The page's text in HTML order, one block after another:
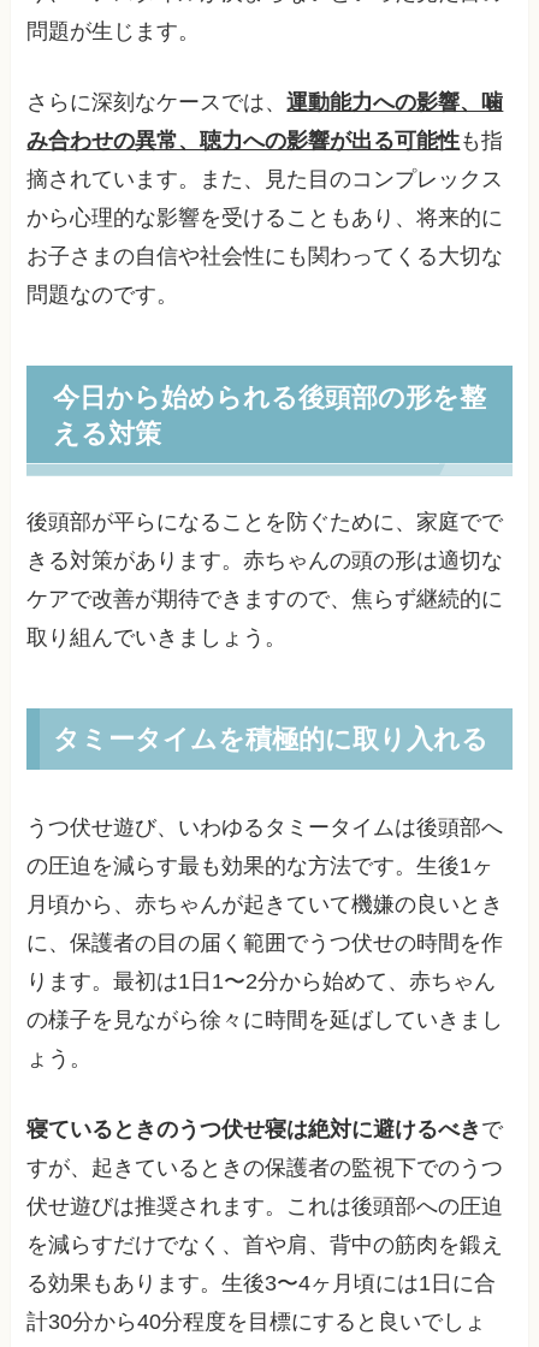
問題が生じます。
さらに深刻なケースでは、運動能力への影響、噛
み合わせの異常、聴力への影響が出る可能性も指
摘されています。また、見た目のコンプレックス
から心理的な影響を受けることもあり、将来的に
お子さまの自信や社会性にも関わってくる大切な
問題なのです。
今日から始められる後頭部の形を整
える対策
後頭部が平らになることを防ぐために、家庭でで
きる対策があります。赤ちゃんの頭の形は適切な
ケアで改善が期待できますので、焦らず継続的に
取り組んでいきましょう。
タミータイムを積極的に取り入れる
うつ伏せ遊び、いわゆるタミータイムは後頭部へ
の圧迫を減らす最も効果的な方法です。生後1ヶ
月頃から、赤ちゃんが起きていて機嫌の良いとき
に、保護者の目の届く範囲でうつ伏せの時間を作
ります。最初は1日1〜2分から始めて、赤ちゃん
の様子を見ながら徐々に時間を延ばしていきまし
ょう。
寝ているときのうつ伏せ寝は絶対に避けるべき で
すが、起きているときの保護者の監視下でのうつ
伏せ遊びは推奨されます。これは後頭部への圧迫
を減らすだけでなく、首や肩、背中の筋肉を鍛え
る効果もあります。生後3〜4ヶ月頃には1日に合
計30分から40分程度を目標にすると良いでしょ